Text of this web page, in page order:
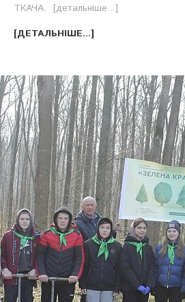
ТКАЧА. [детальніше...]
[ДЕТАЛЬНІШЕ...]